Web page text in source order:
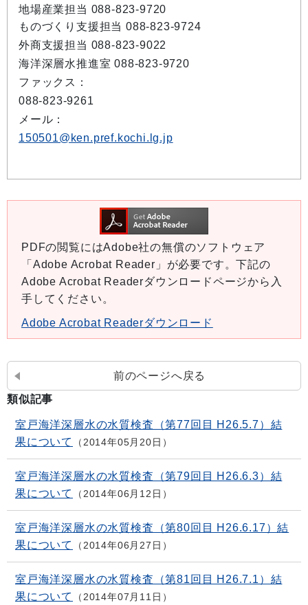
地場産業担当 088-823-9720
ものづくり支援担当 088-823-9724
外商支援担当 088-823-9022
海洋深層水推進室 088-823-9720
ファックス：
088-823-9261
メール：
150501@ken.pref.kochi.lg.jp
PDFの閲覧にはAdobe社の無償のソフトウェア
「Adobe Acrobat Reader」が必要です。下記の
Adobe Acrobat Readerダウンロードページから入
手してください。
Adobe Acrobat Readerダウンロード
前のページへ戻る
類似記事
室戸海洋深層水の水質検査（第77回目 H26.5.7）結
果について
2014年05月20日
室戸海洋深層水の水質検査（第79回目 H26.6.3）結
果について
2014年06月12日
室戸海洋深層水の水質検査（第80回目 H26.6.17）結
果について
2014年06月27日
室戸海洋深層水の水質検査（第81回目 H26.7.1）結
果について
2014年07月11日